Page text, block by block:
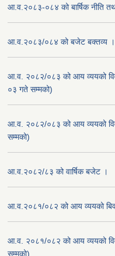
आ.व.२०८३-०८४ को बार्षिक नीति
आ.व.२०८३/०८४ को बजेट बक्तव्य ।
आ.व. २०८२/०८३ को आय व्ययको
०३ गते सम्मको)
आ.व. २०८२/०८३ को आय व्ययको
सम्मको)
आ.व.२०८२/८३ को वार्षिक बजेट ।
आ.व.२०८१/०८२ को आय व्ययको
आ.व. २०८१/०८२ को आय व्ययको
सम्मको)